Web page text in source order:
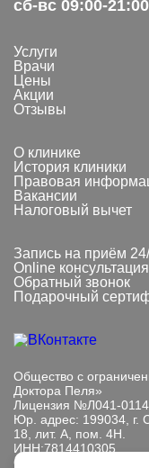
сб-вс 09:00-21:00
Услуги
Врачи
Цены
Акции
Отзывы
О клинике
История клиники
Правовая
Вакансии
Налоговый вычет
Запись на приём
Online консультация
Обратный звонок
Подарочный
Общество с
Доктора Пеля»
Лицензия №Л041-
Юр. адрес: 199034, г.
18, лит. А, пом. 4Н.
ИНН:7814410305
ОГРН: 1089847233101